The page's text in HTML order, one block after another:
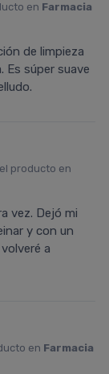
en Farmacia
de limpieza
Es súper suave
el producto en
vez. Dejó mi
y con un
a
en Farmacia